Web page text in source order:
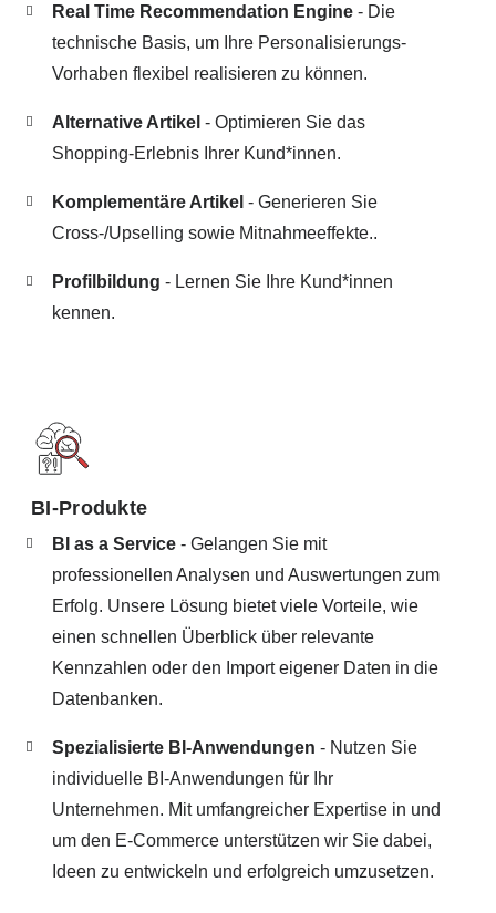
Real Time Recommendation Engine - Die
technische Basis, um Ihre Personalisierungs-
Vorhaben flexibel realisieren zu können.
Alternative Artikel - Optimieren Sie das
Shopping-Erlebnis Ihrer Kund*innen.
Komplementäre Artikel - Generieren Sie
Cross-/Upselling sowie Mitnahmeeffekte..
Profilbildung - Lernen Sie Ihre Kund*innen
kennen.
BI-Produkte
BI as a Service - Gelangen Sie mit
professionellen Analysen und Auswertungen zum
Erfolg. Unsere Lösung bietet viele Vorteile, wie
einen schnellen Überblick über relevante
Kennzahlen oder den Import eigener Daten in die
Datenbanken.
Spezialisierte BI-Anwendungen- Nutzen Sie
individuelle BI-Anwendungen für Ihr
Unternehmen. Mit umfangreicher Expertise in und
um den E-Commerce unterstützen wir Sie dabei,
Ideen zu entwickeln und erfolgreich umzusetzen.